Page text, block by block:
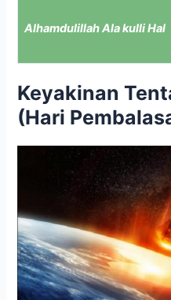
Alhamdulillah Ala kulli Hal
Keyakinan
(Hari